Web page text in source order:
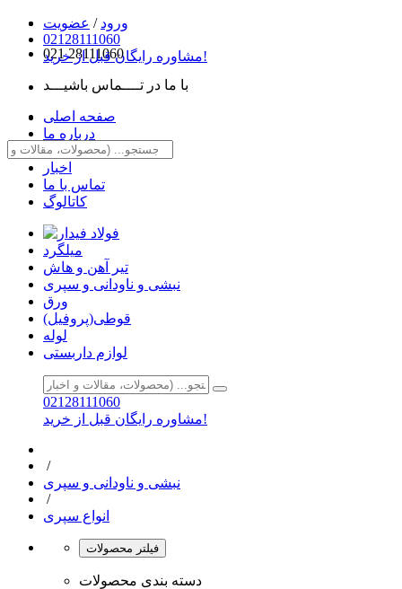
02128111060
مشاوره رایگان قبل از خرید!
ورود / عضویت
021 28111060
با ما در تــــماس باشیـــد
صفحه اصلی
درباره ما
مقالات
اخبار
تماس با ما
کاتالوگ
میلگرد
تیر آهن و هاش
نبشی و ناودانی و سپری
ورق
قوطی(پروفیل)
لوله
لوازم داربستی
02128111060
مشاوره رایگان قبل از خرید!
/
نبشی و ناودانی و سپری
/
انواع سپری
فیلتر محصولات
دسته بندی محصولات